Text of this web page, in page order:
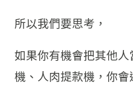
所以我們要思考，
如果你有機會把其他
機、人肉提款機，你